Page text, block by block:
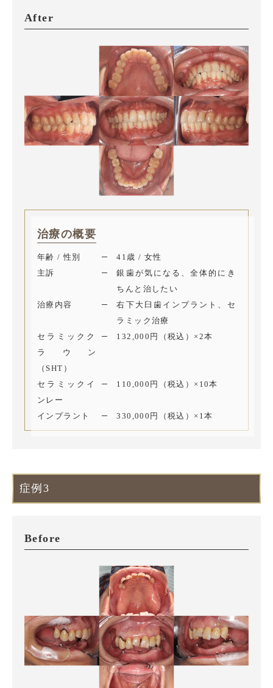
After
治療の概要
年齢 / 性別
41歳 / 女性
主訴
銀歯が気になる、全体的にき
ちんと治したい
治療内容
右下大臼歯インプラント、セ
ラミック治療
セラミックク
ラウン
（SHT）
132,000円（税込）×2本
セラミックイ
ンレー
110,000円（税込）×10本
インプラント 330,000円（税込）×1本
症例3
Before